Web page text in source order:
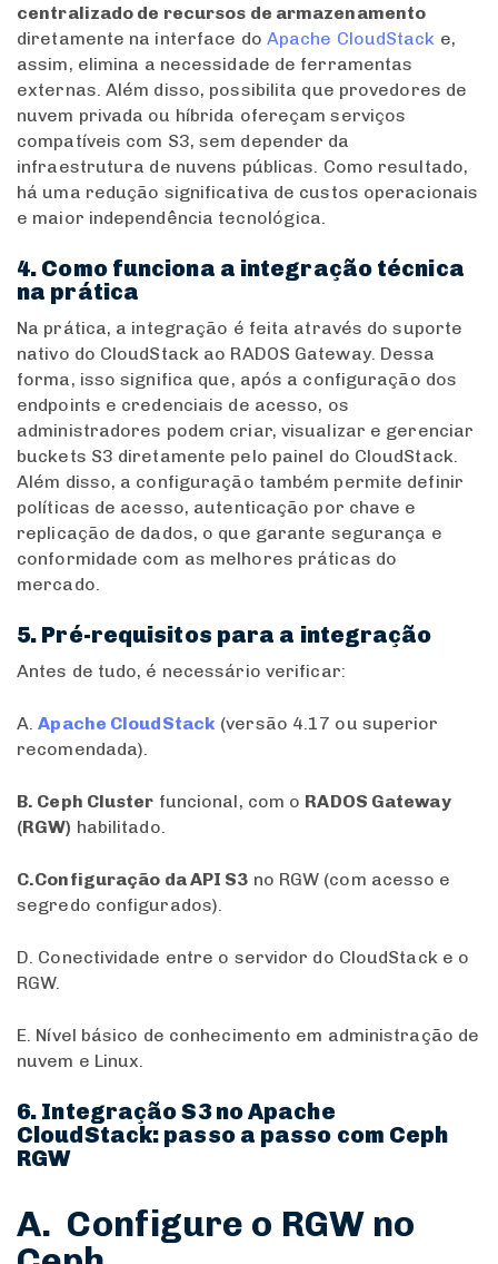
centralizado de recursos de armazenamento
diretamente na interface do Apache CloudStack e,
assim, elimina a necessidade de ferramentas
externas. Além disso, possibilita que provedores de
nuvem privada ou híbrida ofereçam serviços
compatíveis com S3, sem depender da
infraestrutura de nuvens públicas. Como resultado,
há uma redução significativa de custos operacionais
e maior independência tecnológica.
4. Como funciona a integração técnica
na prática
Na prática, a integração é feita através do suporte
nativo do CloudStack ao RADOS Gateway. Dessa
forma, isso significa que, após a configuração dos
endpoints e credenciais de acesso, os
administradores podem criar, visualizar e gerenciar
buckets S3 diretamente pelo painel do CloudStack.
Além disso, a configuração também permite definir
políticas de acesso, autenticação por chave e
replicação de dados, o que garante segurança e
conformidade com as melhores práticas do
mercado.
5. Pré-requisitos para a integração
Antes de tudo, é necessário verificar:
A.Apache CloudStack (versão 4.17 ou superior
recomendada).
B. Ceph Cluster funcional, com o RADOS Gateway
(RGW) habilitado.
C.Configuração da API S3 no RGW (com acesso e
segredo configurados).
D. Conectividade entre o servidor do CloudStack e o
RGW.
E. Nível básico de conhecimento em administração de
nuvem e Linux.
6. Integração S3 no Apache
CloudStack: passo a passo com Ceph
RGW
A. Configure o RGW no